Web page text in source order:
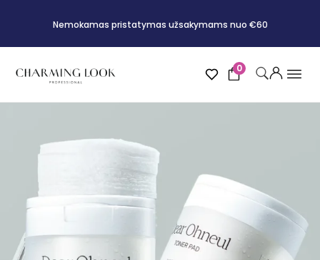
Nemokamas pristatymas užsakymams nuo €60
0